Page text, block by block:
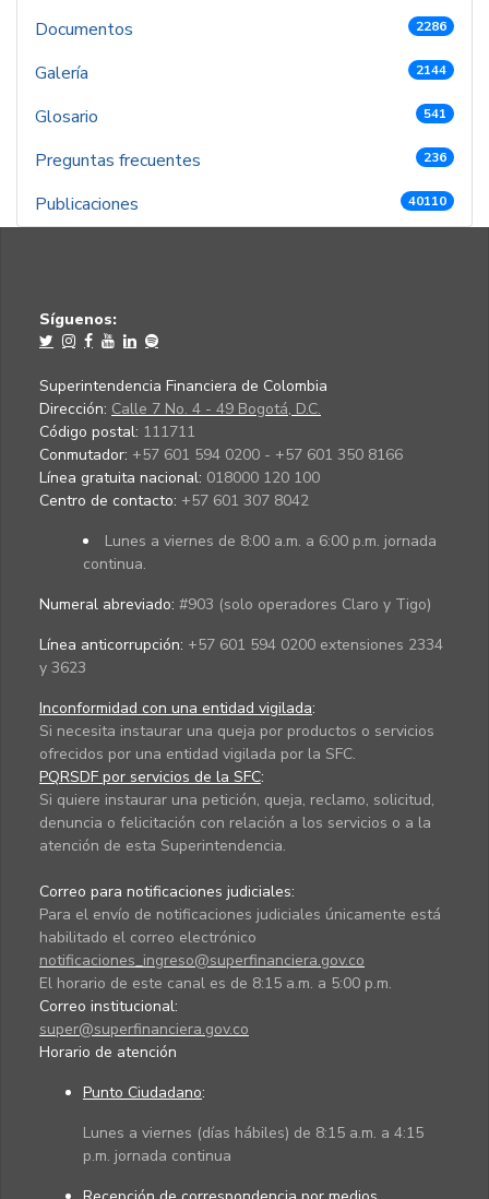
Documentos 2286
Galería 2144
Glosario 541
Preguntas frecuentes 236
Publicaciones 40110
Síguenos:
Superintendencia Financiera de Colombia
Dirección: Calle 7 No. 4 - 49 Bogotá, D.C.
Código postal: 111711
Conmutador: +57 601 594 0200 - +57 601 350 8166
Línea gratuita nacional: 018000 120 100
Centro de contacto: +57 601 307 8042
Lunes a viernes de 8:00 a.m. a 6:00 p.m. jornada
continua.
Numeral abreviado: #903 (solo operadores Claro y Tigo)
Línea anticorrupción: +57 601 594 0200 extensiones 2334
y 3623
Inconformidad con una entidad vigilada:
Si necesita instaurar una queja por productos o servicios
ofrecidos por una entidad vigilada por la SFC.
PQRSDF por servicios de la SFC:
Si quiere instaurar una petición, queja, reclamo, solicitud,
denuncia o felicitación con relación a los servicios o a la
atención de esta Superintendencia.
Correo para notificaciones judiciales:
Para el envío de notificaciones judiciales únicamente está
habilitado el correo electrónico
notificaciones_ingreso@superfinanciera.gov.co
El horario de este canal es de 8:15 a.m. a 5:00 p.m.
Correo institucional:
super@superfinanciera.gov.co
Horario de atención
Punto Ciudadano:
Lunes a viernes (días hábiles) de 8:15 a.m. a 4:15
p.m. jornada continua